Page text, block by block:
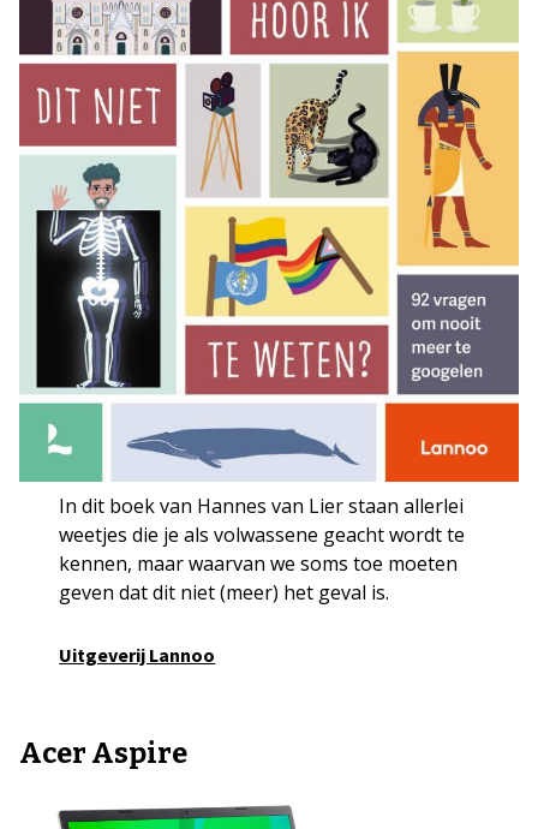
In dit boek van Hannes van Lier staan allerlei
weetjes die je als volwassene geacht wordt te
kennen, maar waarvan we soms toe moeten
geven dat dit niet (meer) het geval is.
Uitgeverij Lannoo
Acer Aspire